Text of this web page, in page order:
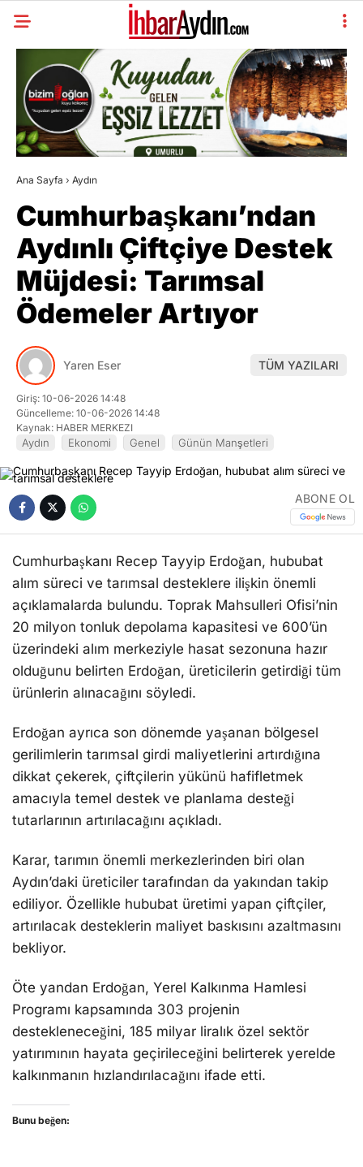
Ana Sayfa › Aydın
Cumhurbaşkanı’ndan
Aydınlı Çiftçiye Destek
Müjdesi: Tarımsal
Ödemeler Artıyor
Yaren Eser TÜM YAZILARI
Giriş: 10-06-2026 14:48
Güncelleme: 10-06-2026 14:48
Kaynak: HABER MERKEZI
Aydın Ekonomi Genel Günün Manşetleri
ABONE OL
Cumhurbaşkanı Recep Tayyip Erdoğan, hububat
alım süreci ve tarımsal desteklere ilişkin önemli
açıklamalarda bulundu. Toprak Mahsulleri Ofisi’nin
20 milyon tonluk depolama kapasitesi ve 600’ün
üzerindeki alım merkeziyle hasat sezonuna hazır
olduğunu belirten Erdoğan, üreticilerin getirdiği tüm
ürünlerin alınacağını söyledi.
Erdoğan ayrıca son dönemde yaşanan bölgesel
gerilimlerin tarımsal girdi maliyetlerini artırdığına
dikkat çekerek, çiftçilerin yükünü hafifletmek
amacıyla temel destek ve planlama desteği
tutarlarının artırılacağını açıkladı.
Karar, tarımın önemli merkezlerinden biri olan
Aydın’daki üreticiler tarafından da yakından takip
ediliyor. Özellikle hububat üretimi yapan çiftçiler,
artırılacak desteklerin maliyet baskısını azaltmasını
bekliyor.
Öte yandan Erdoğan, Yerel Kalkınma Hamlesi
Programı kapsamında 303 projenin
destekleneceğini, 185 milyar liralık özel sektör
yatırımının hayata geçirileceğini belirterek yerelde
kalkınmanın hızlandırılacağını ifade etti.
Bunu beğen: